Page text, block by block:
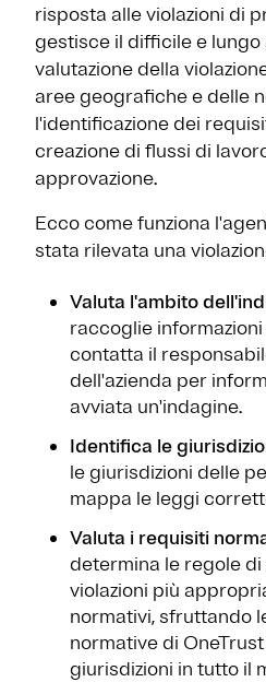
risposta alle violazioni di
gestisce il difficile e
valutazione della
aree geografiche e delle
l'identificazione dei
creazione di flussi di
approvazione.
Ecco come funziona
stata rilevata una
Valuta l'ambito
raccoglie
contatta il
dell'azienda per
avviata un'indagine.
Identifica le
le giurisdizioni delle
mappa le leggi
Valuta i requisiti
determina le regole
violazioni più
normativi, sfruttando
normative di
giurisdizioni in tutto il